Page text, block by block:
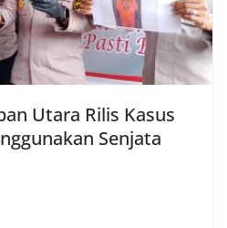
Utara Rilis Kasus
Senjata